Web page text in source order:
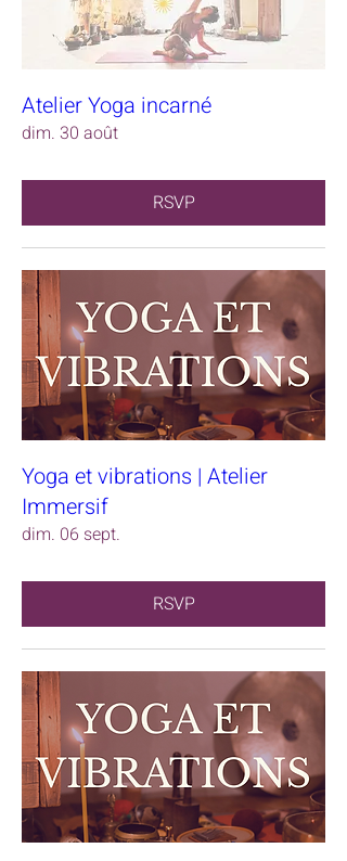
Atelier Yoga incarné
dim. 30 août
RSVP
Yoga et vibrations | Atelier
Immersif
dim. 06 sept.
RSVP